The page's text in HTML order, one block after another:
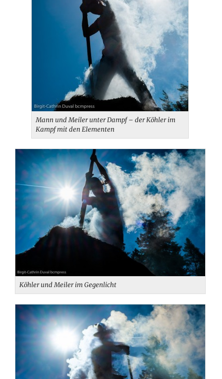
Mann und Meiler unter Dampf – der Köhler im
Kampf mit den Elementen
Köhler und Meiler im Gegenlicht